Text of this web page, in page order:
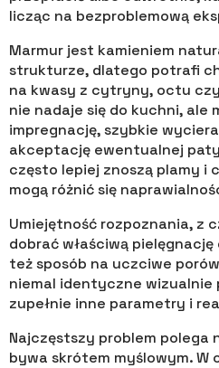
licząc na bezproblemową
Marmur jest kamieniem
strukturze, dlatego potrafi
na kwasy z cytryny, octu
nie nadaje się do kuchni, ale
impregnację, szybkie
akceptację ewentualnej
często lepiej znoszą plamy i
mogą różnić się
Umiejętność rozpoznania, z
dobrać właściwą
też sposób na uczciwe
niemal identyczne wizualnie
zupełnie inne parametry i
Najczęstszy problem polega
bywa skrótem myślowym. W